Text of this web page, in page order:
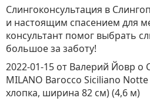
Слингоконсультация в
и настоящим спасением для
консультант помог выбрать
большое за заботу!
2022-01-15 от Валерий Йовр о
MILANO Barocco Siciliano Notte
хлопка, ширина 82 см) (4,6 м)